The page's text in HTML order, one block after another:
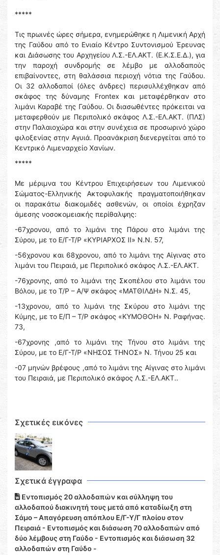
*****
Τις πρωινές ώρες σήμερα, ενημερώθηκε η Λιμενική Αρχή
της Γαύδου από το Ενιαίο Κέντρο Συντονισμού Έρευνας
και Διάσωσης του Αρχηγείου Λ.Σ.-ΕΛ.ΑΚΤ. (Ε.Κ.Σ.Ε.Δ.), για
την παροχή συνδρομής σε λέμβο με αλλοδαπούς
επιβαίνοντες, στη θαλάσσια περιοχή νότια της Γαύδου.
Οι 32 αλλοδαποί (όλες άνδρες) περισυλλέχθηκαν από
σκάφος της δύναμης Frontex και μεταφέρθηκαν στο
λιμάνι Καραβέ της Γαύδου. Οι διασωθέντες πρόκειται να
μεταφερθούν με Περιπολικό σκάφος Λ.Σ.-ΕΛ.ΑΚΤ. (ΠΛΣ)
στην Παλαιοχώρα και στην συνέχεια σε προσωρινό χώρο
φιλοξενίας στην Αγυιά. Προανάκριση διενεργείται από το
Κεντρικό Λιμεναρχείο Χανίων.
*****
Με μέριμνα του Κέντρου Επιχειρήσεων του Λιμενικού
Σώματος-Ελληνικής Ακτοφυλακής πραγματοποιήθηκαν
οι παρακάτω διακομιδές ασθενών, οι οποίοι έχρηζαν
άμεσης νοσοκομειακής περίθαλψης:
-67χρονου, από το λιμάνι της Πάρου στο λιμάνι της
Σύρου, με το Ε/Γ-Τ/Ρ «ΚΥΡΙΑΡΧΟΣ ΙΙ» Ν.Ν. 57,
-56χρονου και 68χρονου, από το λιμάνι της Αίγινας στο
λιμάνι του Πειραιά, με Περιπολικό σκάφος Λ.Σ.-ΕΛ.ΑΚΤ.
-76χρονης, από το λιμάνι της Σκοπέλου στο λιμάνι του
Βόλου, με το Τ/Ρ – Α/Ψ σκάφος «ΜΑΤΘΙΛΔΗ» Ν.Σ. 45,
-13χρονου, από το λιμάνι της Σκύρου στο λιμάνι της
Κύμης, με το Ε/Π – Τ/Ρ σκάφος «ΚΥΜΟΘΟΗ» Ν. Ραφήνας.
73,
-67χρονης ,από το λιμάνι της Τήνου στο λιμάνι της
Σύρου, με το Ε/Γ-Τ/Ρ «ΝΗΣΟΣ ΤΗΝΟΣ» Ν. Τήνου 25 και
-07 μηνών βρέφους ,από το λιμάνι της Αίγινας στο λιμάνι
του Πειραιά, με Περιπολικό σκάφος Λ.Σ.-ΕΛ.ΑΚΤ..
Σχετικές εικόνες
Σχετικά έγγραφα
Εντοπισμός 20 αλλοδαπών και σύλληψη του
αλλοδαπού διακινητή τους μετά από καταδίωξη στη
Σάμο – Απαγόρευση απόπλου Ε/Γ-Υ/Γ πλοίου στον
Πειραιά - Εντοπισμός και διάσωση 70 αλλοδαπών από
δύο λέμβους στη Γαύδο - Εντοπισμός και διάσωση 32
αλλοδαπών στη Γαύδο -